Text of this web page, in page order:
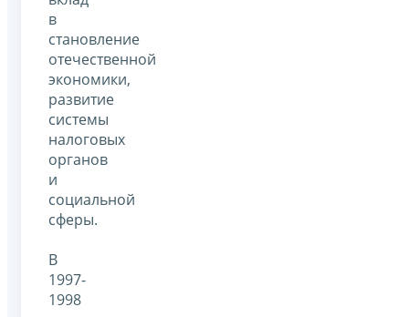
в
становление
отечественной
экономики,
развитие
системы
налоговых
органов
и
социальной
сферы.
В
1997-
1998